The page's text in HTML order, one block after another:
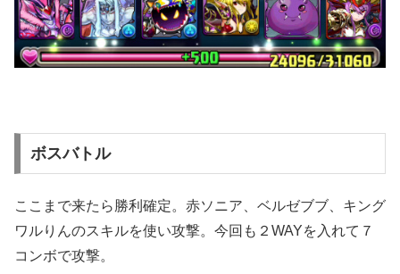
ボスバトル
ここまで来たら勝利確定。赤ソニア、ベルゼブブ、キング
ワルりんのスキルを使い攻撃。今回も２WAYを入れて７
コンボで攻撃。